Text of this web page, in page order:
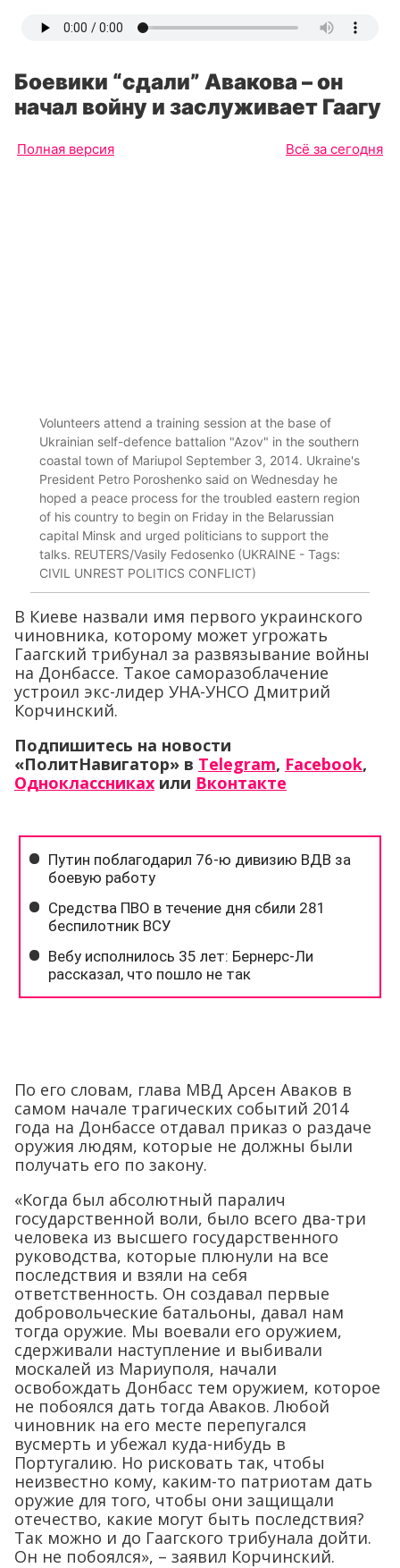
Боевики “сдали” Авакова – он
начал войну и заслуживает Гаагу
Полная версия Всё за сегодня
Volunteers attend a training session at the base of
Ukrainian self-defence battalion "Azov" in the southern
coastal town of Mariupol September 3, 2014. Ukraine's
President Petro Poroshenko said on Wednesday he
hoped a peace process for the troubled eastern region
of his country to begin on Friday in the Belarussian
capital Minsk and urged politicians to support the
talks. REUTERS/Vasily Fedosenko (UKRAINE - Tags:
CIVIL UNREST POLITICS CONFLICT)
В Киеве назвали имя первого украинского
чиновника, которому может угрожать
Гаагский трибунал за развязывание войны
на Донбассе. Такое саморазоблачение
устроил экс-лидер УНА-УНСО Дмитрий
Корчинский.
Подпишитесь на новости
«ПолитНавигатор» в Telegram, Facebook,
Одноклассниках или Вконтакте
По его словам, глава МВД Арсен Аваков в
самом начале трагических событий 2014
года на Донбассе отдавал приказ о раздаче
оружия людям, которые не должны были
получать его по закону.
«Когда был абсолютный паралич
государственной воли, было всего два-три
человека из высшего государственного
руководства, которые плюнули на все
последствия и взяли на себя
ответственность. Он создавал первые
добровольческие батальоны, давал нам
тогда оружие. Мы воевали его оружием,
сдерживали наступление и выбивали
москалей из Мариуполя, начали
освобождать Донбасс тем оружием, которое
не побоялся дать тогда Аваков. Любой
чиновник на его месте перепугался
вусмерть и убежал куда-нибудь в
Португалию. Но рисковать так, чтобы
неизвестно кому, каким-то патриотам дать
оружие для того, чтобы они защищали
отечество, какие могут быть последствия?
Так можно и до Гаагского трибунала дойти.
Он не побоялся», – заявил Корчинский.